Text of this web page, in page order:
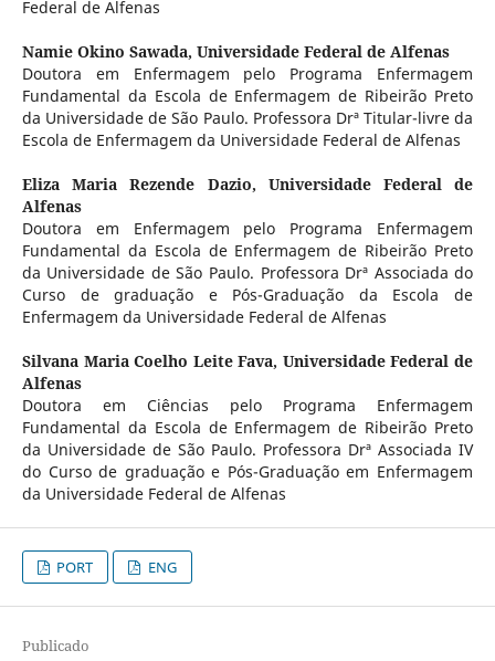
Federal de Alfenas
Namie Okino Sawada, Universidade Federal de Alfenas
Doutora em Enfermagem pelo Programa Enfermagem
Fundamental da Escola de Enfermagem de Ribeirão Preto
da Universidade de São Paulo. Professora Drª Titular-livre da
Escola de Enfermagem da Universidade Federal de Alfenas
Eliza Maria Rezende Dazio, Universidade Federal de
Alfenas
Doutora em Enfermagem pelo Programa Enfermagem
Fundamental da Escola de Enfermagem de Ribeirão Preto
da Universidade de São Paulo. Professora Drª Associada do
Curso de graduação e Pós-Graduação da Escola de
Enfermagem da Universidade Federal de Alfenas
Silvana Maria Coelho Leite Fava, Universidade Federal de
Alfenas
Doutora em Ciências pelo Programa Enfermagem
Fundamental da Escola de Enfermagem de Ribeirão Preto
da Universidade de São Paulo. Professora Drª Associada IV
do Curso de graduação e Pós-Graduação em Enfermagem
da Universidade Federal de Alfenas
PORT ENG
Publicado